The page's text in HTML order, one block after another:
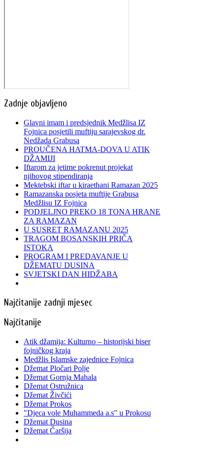
Zadnje objavljeno
Glavni imam i predsjednik Medžlisa IZ
Fojnica posjetili muftiju sarajevskog dr.
Nedžada Grabusa
PROUČENA HATMA-DOVA U ATIK
DŽAMIJI
Iftarom za jetime pokrenut projekat
njihovog stipendiranja
Mektebski iftar u kiraethani Ramazan 2025
Ramazanska posjeta muftije Grabusa
Medžlisu IZ Fojnica
PODJELJNO PREKO 18 TONA HRANE
ZA RAMAZAN
U SUSRET RAMAZANU 2025
TRAGOM BOSANSKIH PRIČA
ISTOKA
PROGRAM I PREDAVANJE U
DŽEMATU DUSINA
SVJETSKI DAN HIDŽABA
Najčitanije zadnji mjesec
Najčitanije
Atik džamija: Kulturno – historijski biser
fojničkog kraja
Medžlis Islamske zajednice Fojnica
Džemat Pločari Polje
Džemat Gornja Mahala
Džemat Ostružnica
Džemat Živčići
Džemat Prokos
"Djeca vole Muhammeda a.s" u Prokosu
Džemat Dusina
Džemat Čaršija